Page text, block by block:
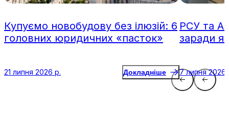
Купуємо новобудову без ілюзій: 6
головних юридичних «пасток»
21 липня 2026 р. Докладніше
РСУ та
заради
7 липня 2026